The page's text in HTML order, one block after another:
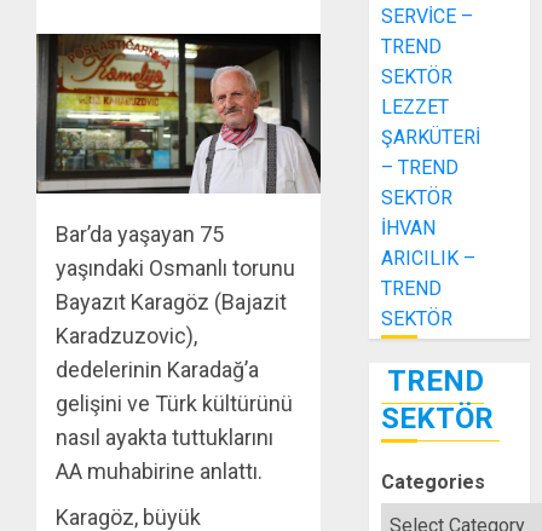
Bar’da yaşayan 75
yaşındaki Osmanlı torunu
Bayazıt Karagöz (Bajazit
Karadzuzovic),
dedelerinin Karadağ’a
gelişini ve Türk kültürünü
nasıl ayakta tuttuklarını
AA muhabirine anlattı.
Karagöz, büyük
SERVİCE –
TREND
SEKTÖR
LEZZET
ŞARKÜTERİ
– TREND
SEKTÖR
İHVAN
ARICILIK –
TREND
SEKTÖR
TREND
SEKTÖR
Categories